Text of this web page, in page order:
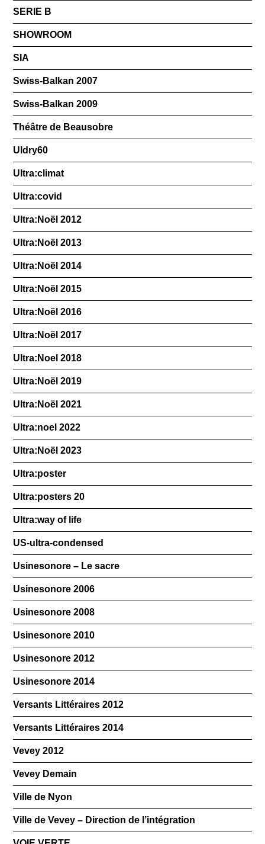
SERIE B
SHOWROOM
SIA
Swiss-Balkan 2007
Swiss-Balkan 2009
Théâtre de Beausobre
Uldry60
Ultra:climat
Ultra:covid
Ultra:Noël 2012
Ultra:Noël 2013
Ultra:Noël 2014
Ultra:Noël 2015
Ultra:Noël 2016
Ultra:Noël 2017
Ultra:Noel 2018
Ultra:Noël 2019
Ultra:Noël 2021
Ultra:noel 2022
Ultra:Noël 2023
Ultra:poster
Ultra:posters 20
Ultra:way of life
US-ultra-condensed
Usinesonore – Le sacre
Usinesonore 2006
Usinesonore 2008
Usinesonore 2010
Usinesonore 2012
Usinesonore 2014
Versants Littéraires 2012
Versants Littéraires 2014
Vevey 2012
Vevey Demain
Ville de Nyon
Ville de Vevey – Direction de l’intégration